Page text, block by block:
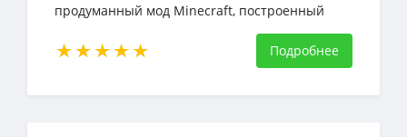
продуманный мод Minecraft, построенный
вокруг идеи придания животным
генетических и реалистичных чертПодробнее